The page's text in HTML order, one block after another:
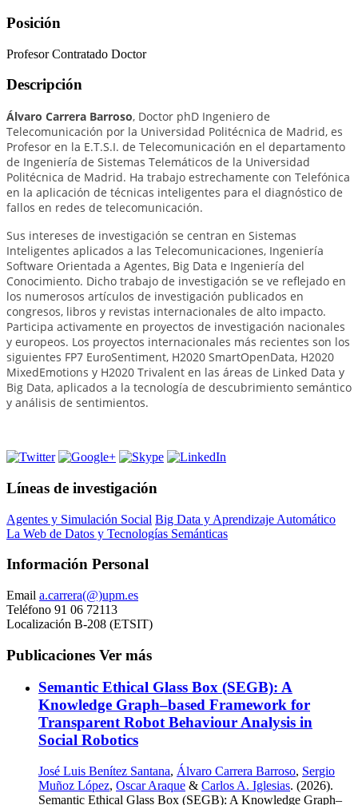
Posición
Profesor Contratado Doctor
Descripción
Álvaro Carrera Barroso, Doctor phD Ingeniero de
Telecomunicación por la Universidad Politécnica de Madrid, es
Profesor en la E.T.S.I. de Telecomunicación en el departamento
de Ingeniería de Sistemas Telemáticos de la Universidad
Politécnica de Madrid. Ha trabajo estrechamente con Telefónica
en la aplicación de técnicas inteligentes para el diagnóstico de
fallos en redes de telecomunicación.
Sus intereses de investigación se centran en Sistemas
Inteligentes aplicados a las Telecomunicaciones, Ingeniería
Software Orientada a Agentes, Big Data e Ingeniería del
Conocimiento. Dicho trabajo de investigación se ve reflejado en
los numerosos artículos de investigación publicados en
congresos, libros y revistas internacionales de alto impacto.
Participa activamente en proyectos de investigación nacionales
y europeos. Los proyectos internacionales más recientes son los
siguientes FP7 EuroSentiment, H2020 SmartOpenData, H2020
MixedEmotions y H2020 Trivalent en las áreas de Linked Data y
Big Data, aplicados a la tecnología de descubrimiento semántico
y análisis de sentimientos.
Líneas de investigación
Agentes y Simulación Social Big Data y Aprendizaje Automático
La Web de Datos y Tecnologías Semánticas
Información Personal
Email a.carrera(@)upm.es
Teléfono 91 06 72113
Localización B-208 (ETSIT)
Publicaciones Ver más
Semantic Ethical Glass Box (SEGB): A
Knowledge Graph–based Framework for
Transparent Robot Behaviour Analysis in
Social Robotics
José Luis Benítez Santana, Álvaro Carrera Barroso, Sergio
Muñoz López, Oscar Araque & Carlos A. Iglesias. (2026).
Semantic Ethical Glass Box (SEGB): A Knowledge Graph–